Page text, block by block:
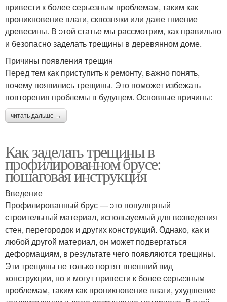
привести к более серьезным проблемам, таким как
проникновение влаги, сквозняки или даже гниение
древесины. В этой статье мы рассмотрим, как правильно
и безопасно заделать трещины в деревянном доме.
Причины появления трещин
Перед тем как приступить к ремонту, важно понять,
почему появились трещины. Это поможет избежать
повторения проблемы в будущем. Основные причины:
читать дальше →
Как заделать трещины в
профилированном брусе:
пошаговая инструкция
Введение
Профилированный брус — это популярный
строительный материал, используемый для возведения
стен, перегородок и других конструкций. Однако, как и
любой другой материал, он может подвергаться
деформациям, в результате чего появляются трещины.
Эти трещины не только портят внешний вид
конструкции, но и могут привести к более серьезным
проблемам, таким как проникновение влаги, ухудшение